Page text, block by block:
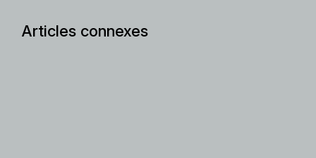
Articles connexes